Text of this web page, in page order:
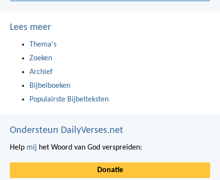
Lees meer
Thema's
Zoeken
Archief
Bijbelboeken
Populairste Bijbelteksten
Ondersteun DailyVerses.net
Help mij het Woord van God verspreiden:
Donatie